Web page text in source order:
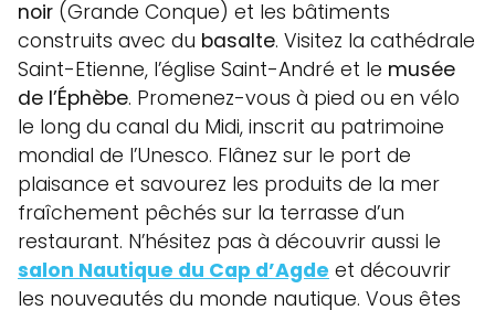
noir (Grande Conque) et les bâtiments
construits avec du basalte. Visitez la cathédrale
Saint-Etienne, l’église Saint-André et le musée
de l’Éphèbe. Promenez-vous à pied ou en vélo
le long du canal du Midi, inscrit au patrimoine
mondial de l’Unesco. Flânez sur le port de
plaisance et savourez les produits de la mer
fraîchement pêchés sur la terrasse d’un
restaurant. N’hésitez pas à découvrir aussi le
salon Nautique du Cap d’Agde et découvrir
les nouveautés du monde nautique. Vous êtes